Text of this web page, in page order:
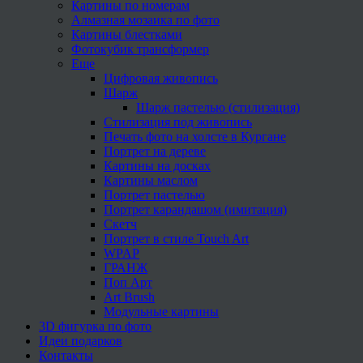
Картины по номерам
Алмазная мозаика по фото
Картины блестками
Фотокубик трансформер
Еще
Цифровая живопись
Шарж
Шарж пастелью (стилизация)
Стилизация под живопись
Печать фото на холсте в Кургане
Портрет на дереве
Картины на досках
Картины маслом
Портрет пастелью
Портрет карандашом (имитация)
Скетч
Портрет в стиле Touch Art
WPAP
ГРАНЖ
Поп Арт
Art Brush
Модульные картины
3D фигурка по фото
Идеи подарков
Контакты